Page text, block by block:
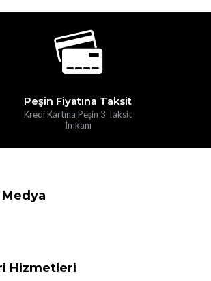
Peşin Fiyatına Taksit
Kredi Kartına Peşin 3 Taksit
İmkanı
Hizmetleri